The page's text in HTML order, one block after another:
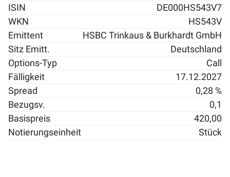
ISIN
DE000HS543V7
WKN
HS543V
Emittent
HSBC Trinkaus & Burkhardt GmbH
Sitz Emitt.
Deutschland
Options-Typ
Call
Fälligkeit
17.12.2027
Spread
0,28 %
Bezugsv.
0,1
Basispreis
420,00
Notierungseinheit
Stück